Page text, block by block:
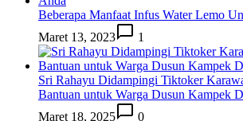
Beberapa Manfaat Infus Water Lemo
Maret 13, 2023
1
Sri Rahayu Didampingi Tiktoker
Bantuan untuk Warga Dusun Kampek
Maret 18, 2025
0